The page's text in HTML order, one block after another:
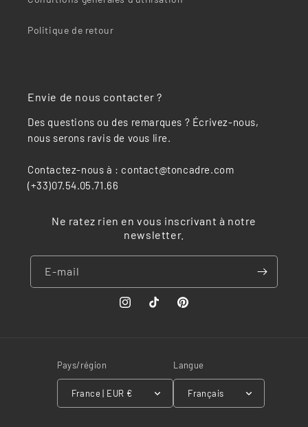
Politique de retour
Envie de nous contacter ?
Des questions ou des remarques ? Écrivez-nous,
nous serons ravis de vous lire.
Contactez-nous à : contact@toncadre.com
(+33)07.54.05.71.66
Ne ratez rien en vous inscrivant à notre
newsletter.
E-mail
InstagramTikTok Pinterest
Pays/région
France | EUR €
Langue
Français